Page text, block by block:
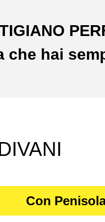
hai
Con